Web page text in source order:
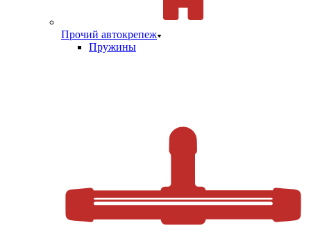
Прочий автокрепеж
Пружины